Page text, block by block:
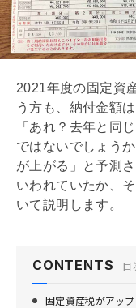
2021年度の固定資
う方も、納付金額
「あれ？去年と同
ではないでしょう
が上がる」と予測
いわれていたか、
いて説明します。
CONTENTS 目
固定資産税がアッ